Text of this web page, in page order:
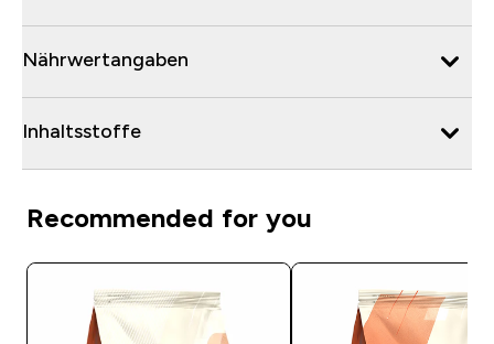
Nährwertangaben
Inhaltsstoffe
Recommended for you